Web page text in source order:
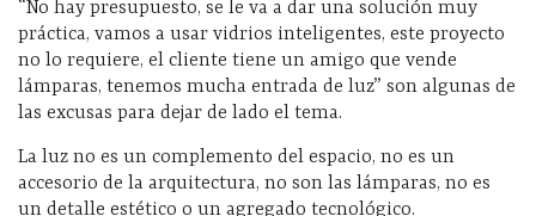
“No hay presupuesto, se le va a dar una solución muy
práctica, vamos a usar vidrios inteligentes, este proyecto
no lo requiere, el cliente tiene un amigo que vende
lámparas, tenemos mucha entrada de luz” son algunas de
las excusas para dejar de lado el tema.
La luz no es un complemento del espacio, no es un
accesorio de la arquitectura, no son las lámparas, no es
un detalle estético o un agregado tecnológico.